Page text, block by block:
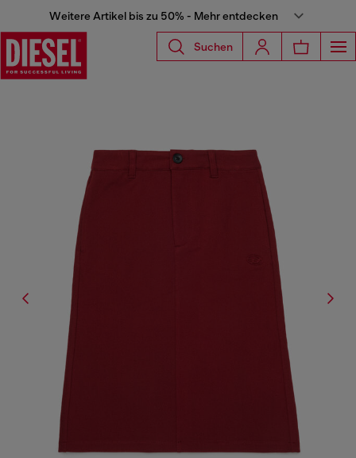
Weitere Artikel bis zu 50% - Mehr entdecken
Suchen